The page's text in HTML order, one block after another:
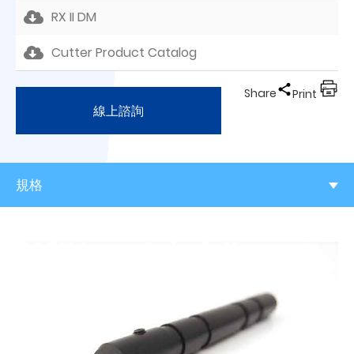
RX II DM
Cutter Product Catalog
線上諮詢
Share Print
規格